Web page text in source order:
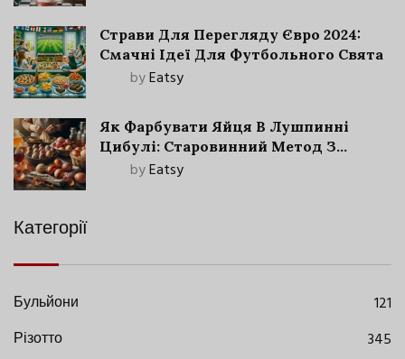
Страви Для Перегляду Євро 2024:
Смачні Ідеї Для Футбольного Свята
byEatsy
Як Фарбувати Яйця В Лушпинні
Цибулі: Старовинний Метод З
Сучасними Нюансами
byEatsy
Категорії
Бульйони
121
Різотто
345